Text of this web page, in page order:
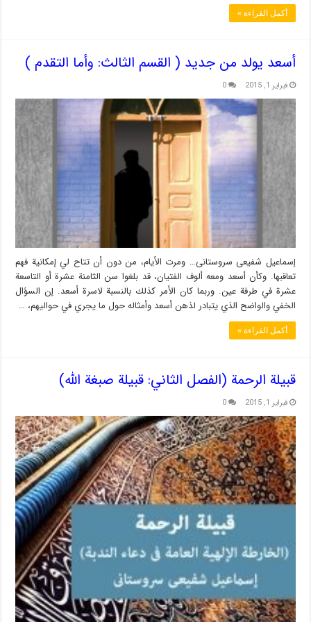
أكمل القراءة »
أسعد يولد من جديد ( القسم الثالث: وأما التقدم )
فبراير 1, 2015 0
إسماعیل شفیعی سروستانی… ومرت الأيام، من دون أن تتاح لي إمكانية فهم
تعاقبها. وكأن أسعد ومعه ألوف الفتيان، قد بلغوا سن الثامنة عشرة أو التاسعة
عشرة في طرفة عين. وربما كان الأمر كذلك بالنسبة لاسرة أسعد. إن السؤال
الخفي والواضح الذي يتبادر لذهن أسعد وأمثاله حول ما يجري في حواليهم، …
أكمل القراءة »
قبيلة الرحمة (الفصل الثاني: قبيلة صبغة الله)
فبراير 1, 2015 0